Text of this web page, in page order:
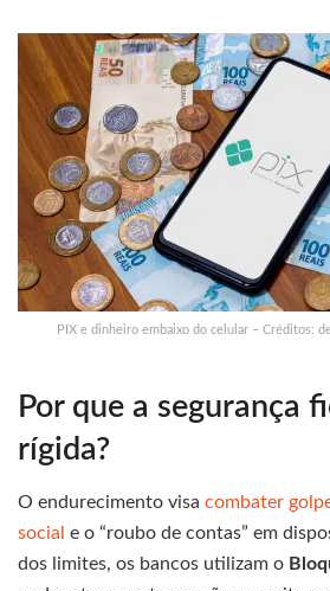
PIX e dinheiro embaixo do celular – Créditos:
Por que a segurança
rígida?
O endurecimento visa combater
social e o “roubo de contas” em
dos limites, os bancos utilizam o